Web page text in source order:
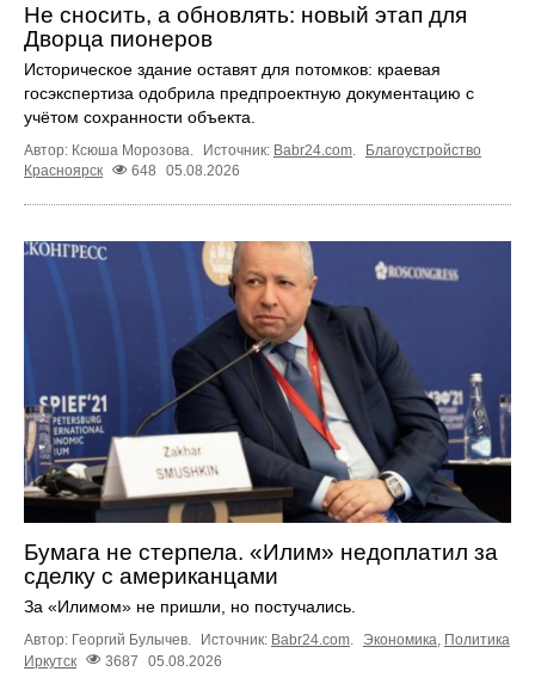
Не сносить, а обновлять: новый этап для
Дворца пионеров
Историческое здание оставят для потомков: краевая
госэкспертиза одобрила предпроектную документацию с
учётом сохранности объекта.
Автор: Ксюша Морозова. Источник: Babr24.com
Благоустройство
Красноярск
648 05.08.2026
Бумага не стерпела. «Илим» недоплатил за
сделку с американцами
За «Илимом» не пришли, но постучались.
Автор: Георгий Булычев. Источник: Babr24.com. Экономика, Политика
Иркутск
3687 05.08.2026